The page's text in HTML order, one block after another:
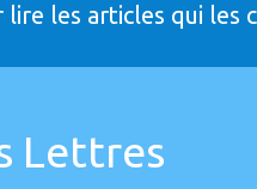
lire les articles qui les
Lettres